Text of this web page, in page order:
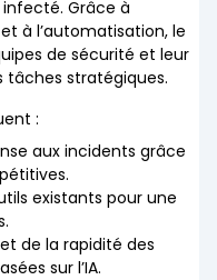
Grâce à
à l’automatisation, le
de sécurité et leur
stratégiques.
:
aux incidents grâce
existants pour une
de la rapidité des
sur l’IA.